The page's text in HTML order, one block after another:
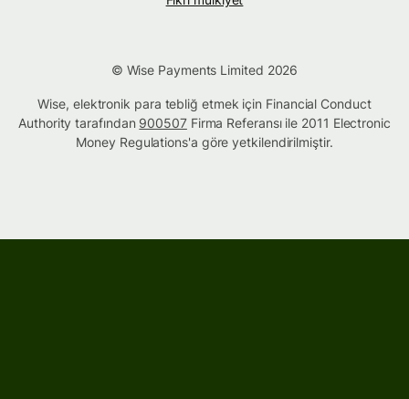
© Wise Payments Limited 2026
Wise, elektronik para tebliğ etmek için Financial Conduct
Authority tarafından 900507Firma Referansı ile 2011 Electronic
Money Regulations'a göre yetkilendirilmiştir.